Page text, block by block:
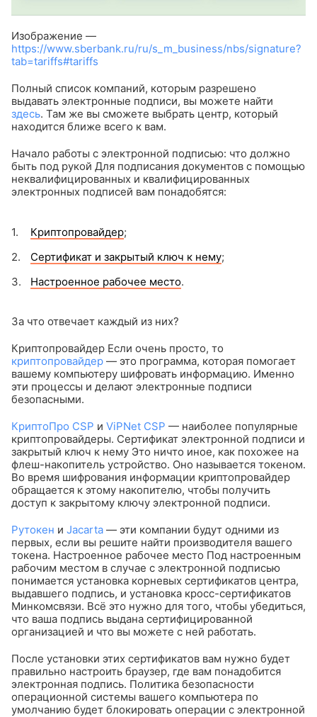
Изображение —
https://www.sberbank.ru/ru/s_m_business/nbs/signature?
tab=tariffs#tariffs
Полный список компаний, которым разрешено
выдавать электронные подписи, вы можете найти
здесь. Там же вы сможете выбрать центр, который
находится ближе всего к вам.
Начало работы с электронной подписью: что должно
быть под рукой Для подписания документов с помощью
неквалифицированных и квалифицированных
электронных подписей вам понадобятся:
Криптопровайдер;
Сертификат и закрытый ключ к нему;
Настроенное рабочее место.
За что отвечает каждый из них?
Криптопровайдер Если очень просто, то
криптопровайдер — это программа, которая помогает
вашему компьютеру шифровать информацию. Именно
эти процессы и делают электронные подписи
безопасными.
КриптоПро CSP и ViPNet CSP — наиболее популярные
криптопровайдеры. Сертификат электронной подписи и
закрытый ключ к нему Это ничто иное, как похожее на
флеш-накопитель устройство. Оно называется токеном.
Во время шифрования информации криптопровайдер
обращается к этому накопителю, чтобы получить
доступ к закрытому ключу электронной подписи.
Рутокен и Jacarta — эти компании будут одними из
первых, если вы решите найти производителя вашего
токена. Настроенное рабочее место Под настроенным
рабочим местом в случае с электронной подписью
понимается установка корневых сертификатов центра,
выдавшего подпись, и установка кросс-сертификатов
Минкомсвязи. Всё это нужно для того, чтобы убедиться,
что ваша подпись выдана сертифицированной
организацией и что вы можете с ней работать.
После установки этих сертификатов вам нужно будет
правильно настроить браузер, где вам понадобится
электронная подпись. Политика безопасности
операционной системы вашего компьютера по
умолчанию будет блокировать операции с электронной